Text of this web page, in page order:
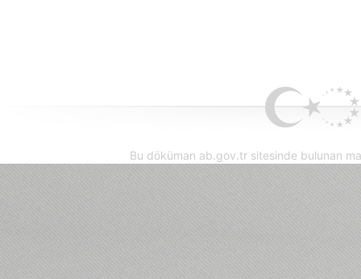
Bu döküman ab.gov.tr sitesinde bulunan